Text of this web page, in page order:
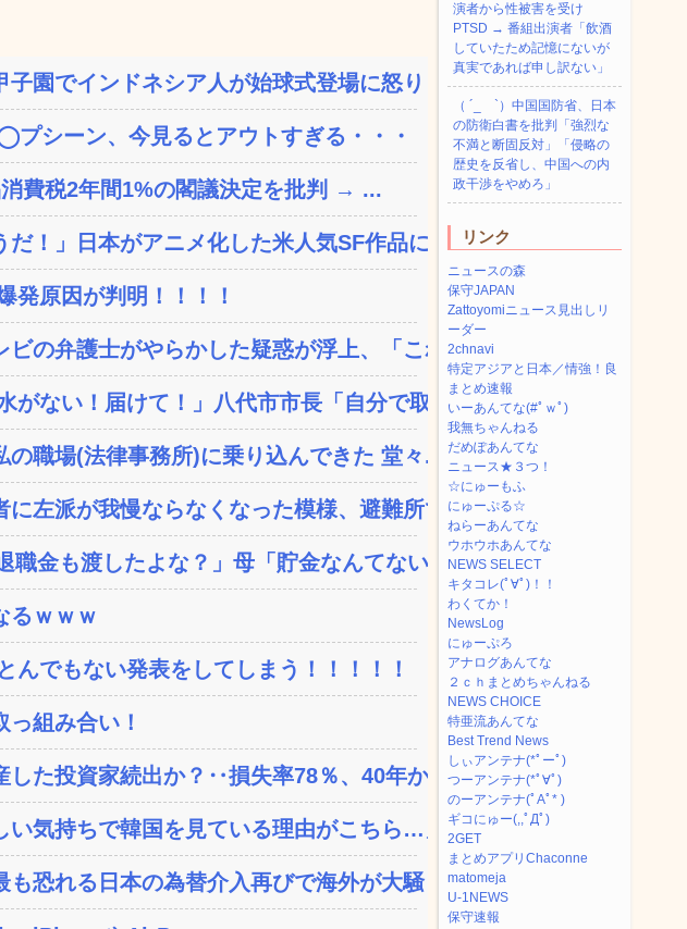
子園でインドネシア人が始球式登場に怒り「甲...
プシーン、今見るとアウトすぎる・・・
消費税2年間1%の閣議決定を批判 → ...
！」日本がアニメ化した米人気SF作品に絶...
発原因が判明！！！！
ビの弁護士がやらかした疑惑が浮上、「これが...
がない！届けて！」八代市市長「自分で取り...
職場(法律事務所)に乗り込んできた 堂々...
に左派が我慢ならなくなった模様、避難所で苦...
金も渡したよな？」母「貯金なんてない...
るｗｗｗ
んでもない発表をしてしまう！！！！！
っ組み合い！
した投資家続出か？‥損失率78％、40年か...
い気持ちで韓国を見ている理由がこちら…」→...
恐れる日本の為替介入再びで海外が大騒ぎ
演者から性被害を受け
PTSD → 番組出演者「飲酒
していたため記憶にないが
真実であれば申し訳ない」
（ ´_ゝ`）中国国防省、日本
の防衛白書を批判「強烈な
不満と断固反対」「侵略の
歴史を反省し、中国への内
政干渉をやめろ」
リンク
ニュースの森
保守JAPAN
Zattoyomiニュース見出しリ
ーダー
2chnavi
特定アジアと日本／情強！良
まとめ速報
いーあんてな(#ﾟｗﾟ)
我無ちゃんねる
だめぽあんてな
ニュース★３つ！
☆にゅーもふ
にゅーぷる☆
ねらーあんてな
ウホウホあんてな
NEWS SELECT
キタコレ(ﾟ∀ﾟ)！！
わくてか！
NewsLog
にゅーぷろ
アナログあんてな
２ｃｈまとめちゃんねる
NEWS CHOICE
特亜流あんてな
Best Trend News
しぃアンテナ(*ﾟーﾟ)
つーアンテナ(*ﾟ∀ﾟ)
のーアンテナ(ﾟAﾟ* )
ギコにゅー(,,ﾟДﾟ)
2GET
まとめアプリChaconne
matomeja
U-1NEWS
保守速報